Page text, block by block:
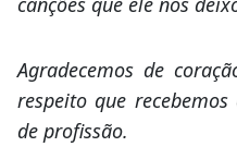
canções que ele nos
Agradecemos de
respeito que
de profissão.